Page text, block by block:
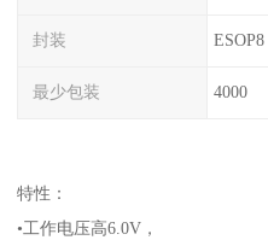
封装 ESOP8
最少包装 4000
特性：
•工作电压高6.0V，